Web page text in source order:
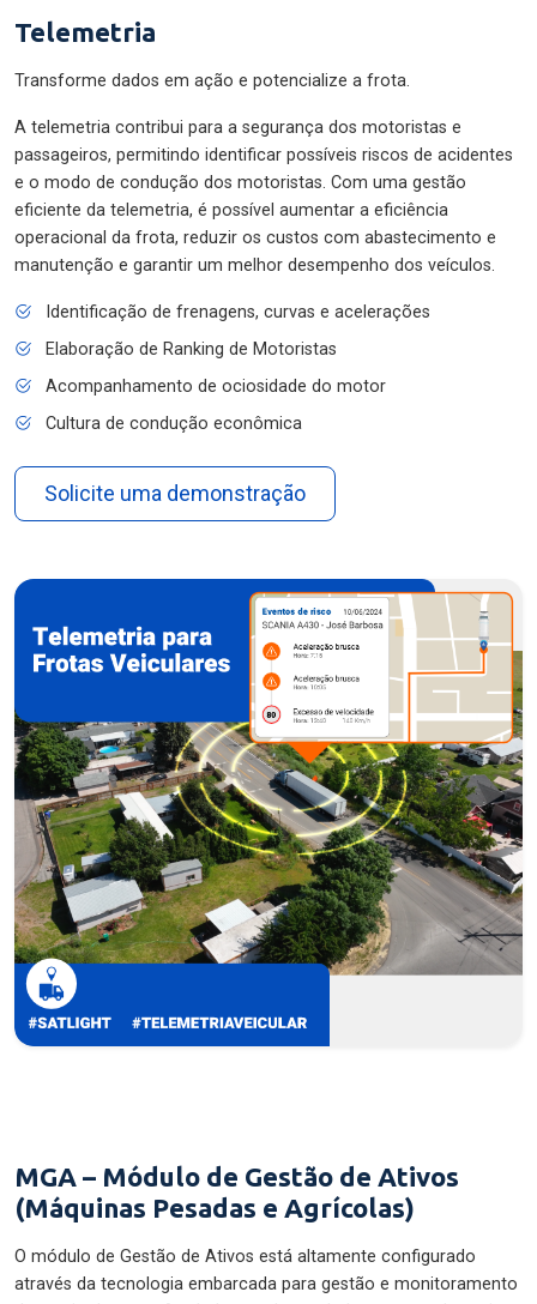
Telemetria
Transforme dados em ação e potencialize a frota.
A telemetria contribui para a segurança dos motoristas e
passageiros, permitindo identificar possíveis riscos de acidentes
e o modo de condução dos motoristas. Com uma gestão
eficiente da telemetria, é possível aumentar a eficiência
operacional da frota, reduzir os custos com abastecimento e
manutenção e garantir um melhor desempenho dos veículos.
Identificação de frenagens, curvas e acelerações
Elaboração de Ranking de Motoristas
Acompanhamento de ociosidade do motor
Cultura de condução econômica
Solicite uma demonstração
MGA – Módulo de Gestão de Ativos
(Máquinas Pesadas e Agrícolas)
O módulo de Gestão de Ativos está altamente configurado
através da tecnologia embarcada para gestão e monitoramento